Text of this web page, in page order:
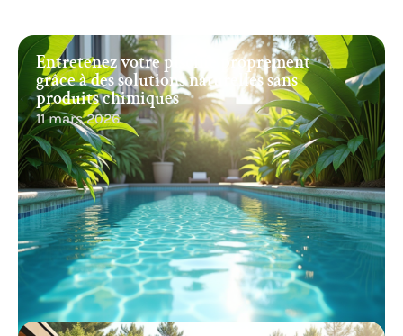
Entretenez votre piscine proprement
grâce à des solutions naturelles sans
produits chimiques
11 mars 2026